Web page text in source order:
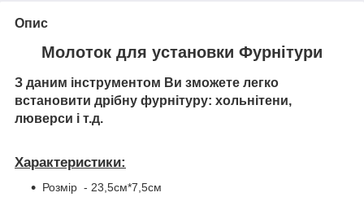
Опис
Молоток для установки Фурнітури
З даним інструментом Ви зможете легко
встановити дрібну фурнітуру: хольнітени,
люверси і т.д.
Характеристики:
Розмір - 23,5см*7,5см